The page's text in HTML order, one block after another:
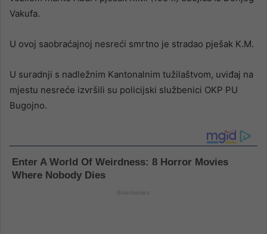
Vakufa.
U ovoj saobraćajnoj nesreći smrtno je stradao pješak K.M.
U suradnji s nadležnim Kantonalnim tužilaštvom, uviđaj na
mjestu nesreće izvršili su policijski službenici OKP PU
Bugojno.